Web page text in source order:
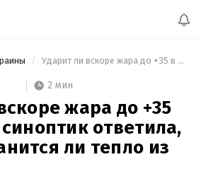
Ударит ли вскоре жара до +35 в Украине: синоптик ответила, распространится ли тепло из Европы
2 мин
жара до +35
ответила,
ли тепло из